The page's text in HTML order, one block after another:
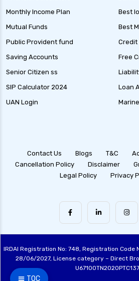
☰ TOC
Monthly Income Plan
Mutual Funds
Public Provident fund
Saving Accounts
Senior Citizen ss
SIP Calculator 2024
UAN Login
Best
Best
Credit
Free
Loan
Contact Us Blogs T&C
Cancellation Policy
Disclaimer
Legal Policy
Privacy
IRDAI Registration No: 748, Registration Code
28/06/2027, License category – Direct